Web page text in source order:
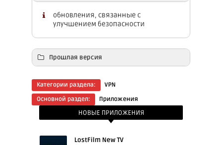
обновления, связанные с
улучшением безопасности
Прошлая версия
Скачать: Hоla VPN Proxy Plus 1.182.543
(54.80 Mb)
Скачать: Hola VPN Proxy Unblocker
(Android TV) 1.181.760 (21.15 Mb)
Категории раздела:
VPN
Основной раздел:
Приложения
НОВЫЕ ПРИЛОЖЕНИЯ
LostFilm New TV